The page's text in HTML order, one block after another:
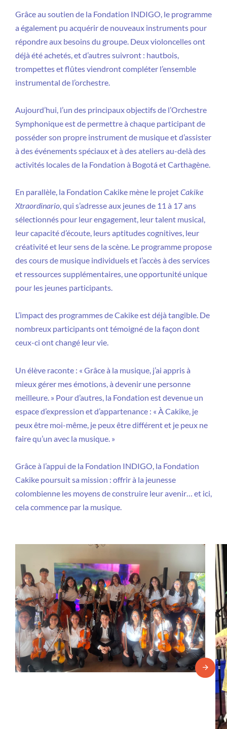
Grâce au soutien de la Fondation INDIGO, le programme
a également pu acquérir de nouveaux instruments pour
répondre aux besoins du groupe. Deux violoncelles ont
déjà été achetés, et d’autres suivront : hautbois,
trompettes et flûtes viendront compléter l’ensemble
instrumental de l’orchestre.
Aujourd’hui, l’un des principaux objectifs de l’Orchestre
Symphonique est de permettre à chaque participant de
posséder son propre instrument de musique et d’assister
à des événements spéciaux et à des ateliers au-delà des
activités locales de la Fondation à Bogotá et Carthagène.
En parallèle, la Fondation Cakike mène le projetCakike
Xtraordinario, qui s’adresse aux jeunes de 11 à 17 ans
sélectionnés pour leur engagement, leur talent musical,
leur capacité d’écoute, leurs aptitudes cognitives, leur
créativité et leur sens de la scène. Le programme propose
des cours de musique individuels et l’accès à des services
et ressources supplémentaires, une opportunité unique
pour les jeunes participants.
L’impact des programmes de Cakike est déjà tangible. De
nombreux participants ont témoigné de la façon dont
ceux-ci ont changé leur vie.
Un élève raconte : « Grâce à la musique, j’ai appris à
mieux gérer mes émotions, à devenir une personne
meilleure. » Pour d’autres, la Fondation est devenue un
espace d’expression et d’appartenance : « À Cakike, je
peux être moi-même, je peux être différent et je peux ne
faire qu’un avec la musique. »
Grâce à l’appui de la Fondation INDIGO, la Fondation
Cakike poursuit sa mission : offrir à la jeunesse
colombienne les moyens de construire leur avenir… et ici,
cela commence par la musique.